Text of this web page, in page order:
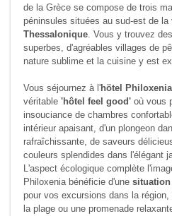
de la Grèce se compose de trois
péninsules situées au sud-est de la
Thessalonique. Vous y trouvez
superbes, d'agréables villages de
nature sublime et la cuisine y est
Vous séjournez à l'hötel
véritable'hôtel feel good' où vous
insouciance de chambres
intérieur apaisant, d'un plongeon
rafraîchissante, de saveurs
couleurs splendides dans l'élégant
L'aspect écologique complète
Philoxenia bénéficie d'une
pour vos excursions dans la région,
la plage ou une promenade